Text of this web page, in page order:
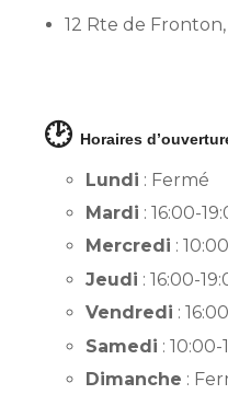
12 Rte de
🕑 Horaires
Lundi : Fermé
Mardi : 16:00-
Mercredi :
Jeudi : 16:00-
Vendredi :
Samedi : 10:00-
Dimanche :